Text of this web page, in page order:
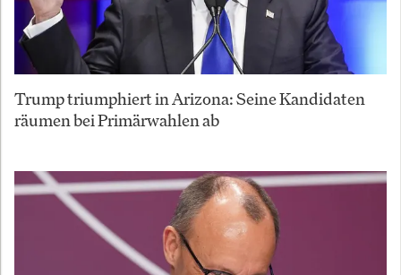
Trump triumphiert in Arizona: Seine Kandidaten
räumen bei Primärwahlen ab